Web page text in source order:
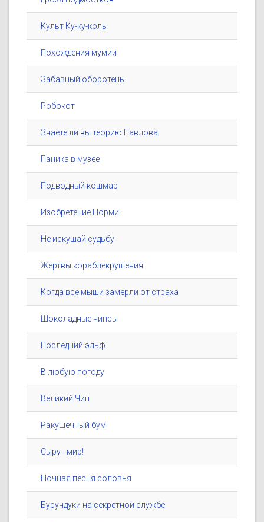
Культ Ку-ку-колы
Похождения мумии
Забавный оборотень
Робокот
Знаете ли вы теорию Павлова
Паника в музее
Подводный кошмар
Изобретение Норми
Не искушай судьбу
Жертвы кораблекрушения
Когда все мыши замерли от страха
Шоколадные чипсы
Последний эльф
В любую погоду
Великий Чип
Ракушечный бум
Сыру - мир!
Ночная песня соловья
Бурундуки на секретной службе